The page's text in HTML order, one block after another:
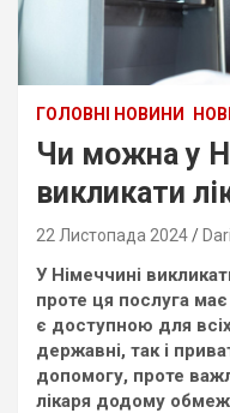
ГОЛОВНІ НОВИНИ
Чи можна у
викликати
22 Листопада 2024
У Німеччині
проте ця послуга
є доступною для
державні, так і
допомогу, проте
лікаря додому